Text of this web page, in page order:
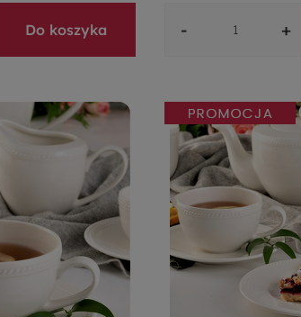
Do koszyka - +